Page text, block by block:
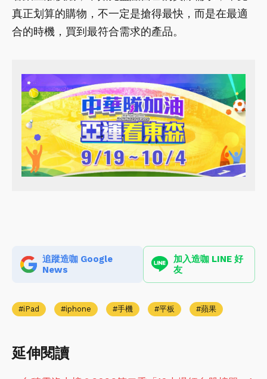
真正划算的購物，不一定是搶得最快，而是在最適
合的時機，買到最符合需求的產品。
追蹤造咖 Google
News
加入造咖 LINE 好
友
iPad iphone 手機 平板 蘋果
延伸閱讀